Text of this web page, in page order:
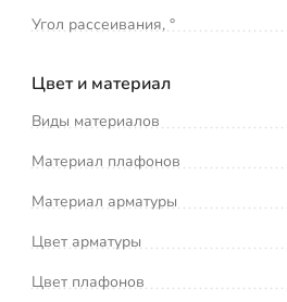
Угол рассеивания, °
Цвет и материал
Виды материалов
Материал плафонов
Материал арматуры
Цвет арматуры
Цвет плафонов